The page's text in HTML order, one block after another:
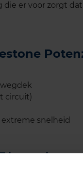
er voor zorgt
circuit)
snelheid
levensduur